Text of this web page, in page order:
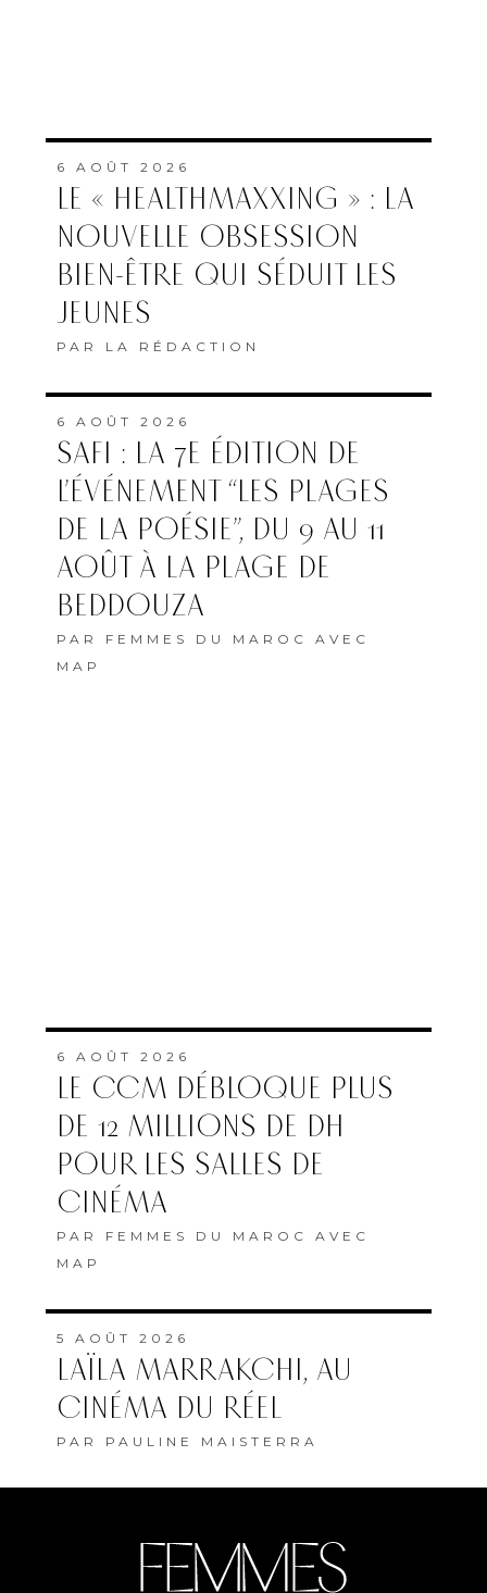
6 AOÛT 2026
LE « HEALTHMAXXING » : LA
NOUVELLE OBSESSION
BIEN-ÊTRE QUI SÉDUIT LES
JEUNES
PAR LA RÉDACTION
6 AOÛT 2026
SAFI : LA 7E ÉDITION DE
L’ÉVÉNEMENT “LES PLAGES
DE LA POÉSIE”, DU 9 AU 11
AOÛT À LA PLAGE DE
BEDDOUZA
PAR FEMMES DU MAROC AVEC
MAP
6 AOÛT 2026
LE CCM DÉBLOQUE PLUS
DE 12 MILLIONS DE DH
POUR LES SALLES DE
CINÉMA
PAR FEMMES DU MAROC AVEC
MAP
5 AOÛT 2026
LAÏLA MARRAKCHI, AU
CINÉMA DU RÉEL
PAR PAULINE MAISTERRA